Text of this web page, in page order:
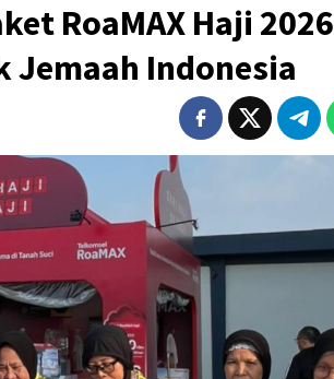
RoaMAX Haji 2026
Jemaah Indonesia